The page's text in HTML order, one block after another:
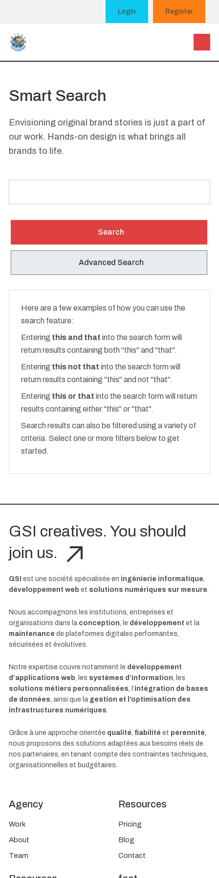
Login Register
Smart Search
Envisioning original brand stories is just a part of
our work. Hands-on design is what brings all
brands to life.
Search Form
Search
Advanced Search
Here are a few examples of how you can use the
search feature:
Entering this and that into the search form will
return results containing both "this" and "that".
Entering this not that into the search form will
return results containing "this" and not "that".
Entering this or that into the search form will return
results containing either "this" or "that".
Search results can also be filtered using a variety of
criteria. Select one or more filters below to get
started.
GSI creatives. You should
join us.
GSI est une société spécialisée en ingénierie informatique,
développement web et solutions numériques sur mesure.
Nous accompagnons les institutions, entreprises et
organisations dans la conception, le développement et la
maintenance de plateformes digitales performantes,
sécurisées et évolutives.
Notre expertise couvre notamment le développement
d’applications web, les systèmes d’information, les
solutions métiers personnalisées, l’intégration de bases
de données, ainsi que la gestion et l’optimisation des
infrastructures numériques.
Grâce à une approche orientée qualité, fiabilité et pérennité,
nous proposons des solutions adaptées aux besoins réels de
nos partenaires, en tenant compte des contraintes techniques,
organisationnelles et budgétaires.
Agency
Work
About
Team
Resources
Pricing
Blog
Contact